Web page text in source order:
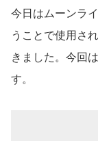
今日はムーンラ
うことで使用さ
きました。今回
す。